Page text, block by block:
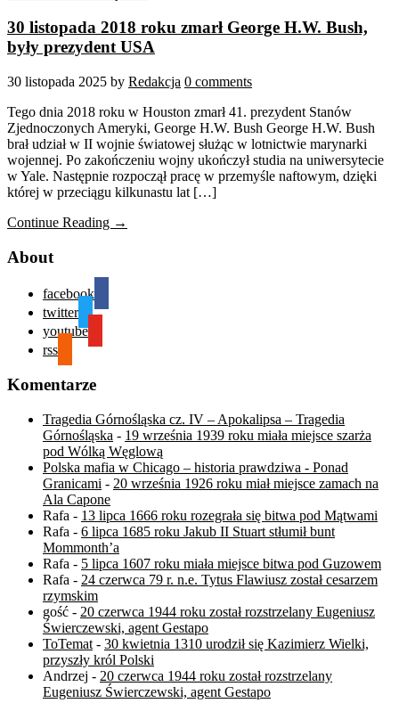
30 listopada 2018 roku zmarł George H.W. Bush,
były prezydent USA
30 listopada 2025 by Redakcja 0 comments
Tego dnia 2018 roku w Houston zmarł 41. prezydent Stanów
Zjednoczonych Ameryki, George H.W. Bush George H.W. Bush
brał udział w II wojnie światowej służąc w lotnictwie marynarki
wojennej. Po zakończeniu wojny ukończył studia na uniwersytecie
w Yale. Następnie rozpoczął pracę w przemyśle naftowym, dzięki
której w przeciągu kilkunastu lat […]
Continue Reading →
About
facebook
twitter
youtube
rss
Komentarze
Tragedia Górnośląska cz. IV – Apokalipsa – Tragedia
Górnośląska - 19 września 1939 roku miała miejsce szarża
pod Wólką Węglową
Polska mafia w Chicago – historia prawdziwa - Ponad
Granicami - 20 września 1926 roku miał miejsce zamach na
Ala Capone
Rafa - 13 lipca 1666 roku rozegrała się bitwa pod Mątwami
Rafa - 6 lipca 1685 roku Jakub II Stuart stłumił bunt
Mommonth’a
Rafa - 5 lipca 1607 roku miała miejsce bitwa pod Guzowem
Rafa - 24 czerwca 79 r. n.e. Tytus Flawiusz został cesarzem
rzymskim
gość - 20 czerwca 1944 roku został rozstrzelany Eugeniusz
Świerczewski, agent Gestapo
ToTemat - 30 kwietnia 1310 urodził się Kazimierz Wielki,
przyszły król Polski
Andrzej - 20 czerwca 1944 roku został rozstrzelany
Eugeniusz Świerczewski, agent Gestapo